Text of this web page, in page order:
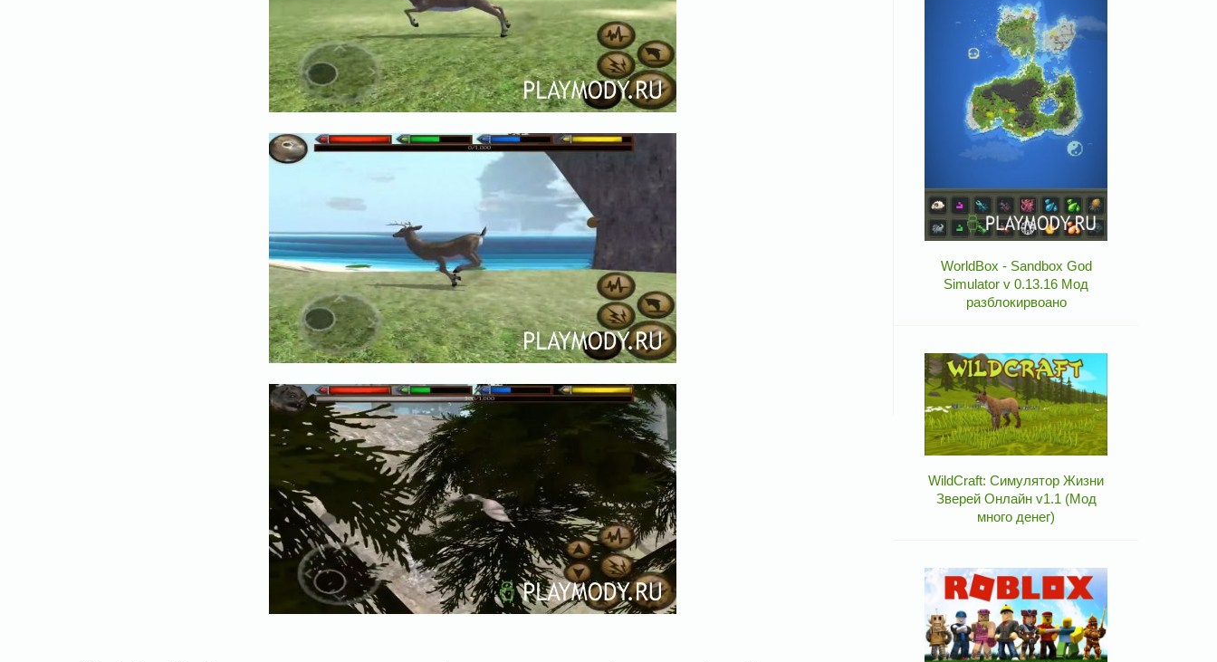
WorldBox - Sandbox God
Simulator v 0.13.16 Мод
разблокирвоано
WildCraft: Симулятор Жизни
Зверей Онлайн v1.1 (Мод
много денег)